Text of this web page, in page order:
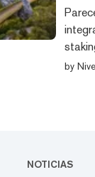
by
NOTICIAS